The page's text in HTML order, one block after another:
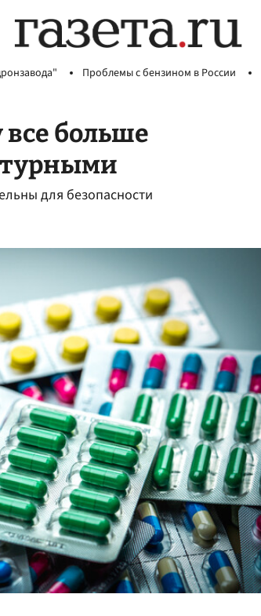
Проблемы с бензином в России
больше
для безопасности